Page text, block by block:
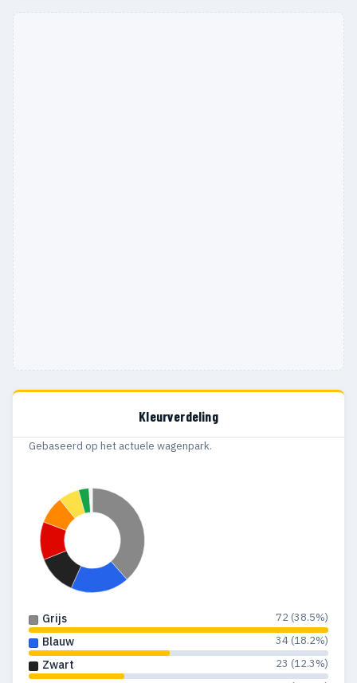
Kleurverdeling
Gebaseerd op het actuele wagenpark.
Grijs 72 (38.5%)
Blauw 34 (18.2%)
Zwart 23 (12.3%)